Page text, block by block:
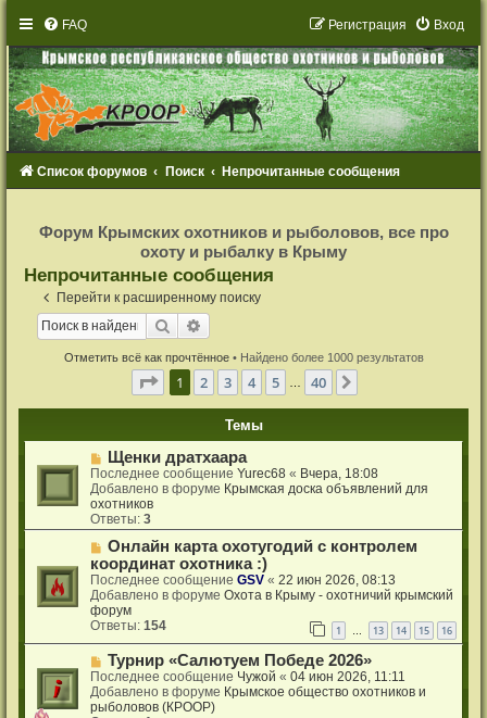
FAQ Вход
Регистрация
Список форумов Поиск Непрочитанные сообщения
с
т
Форум Крымских охотников и рыболовов, все про
охоту и рыбалку в Крыму
Непрочитанные сообщения
Перейти к расширенному поиску
Поиск
Отметить всё как прочтённое• Найдено более 1000 результатов
Страница из 40
1 2 3 4 5 40
Темы
Н
о
в
о
е
с
о
о
б
щ
е
н
е
Щенки дратхаара
Последнее сообщениеYurec68 « Вчера, 18:08
Добавлено в форуме Крымская доска объявлений для
охотников
Ответы:3
Н
о
в
о
е
с
о
б
щ
е
н
Онлайн карта охотугодий с контролем
координат охотника :)
Последнее сообщениеGSV «22 июн 2026, 08:13
Добавлено в форумеОхота в Крыму - охотничий крымский
форум
Ответы:154 1 … 13 14 15 16
Н
о
в
о
Турнир «Салютуем Победе 2026»
Последнее сообщение Чужой «04 июн 2026, 11:11
Добавлено в форуме Крымское общество охотников и
рыболовов (КРООР)